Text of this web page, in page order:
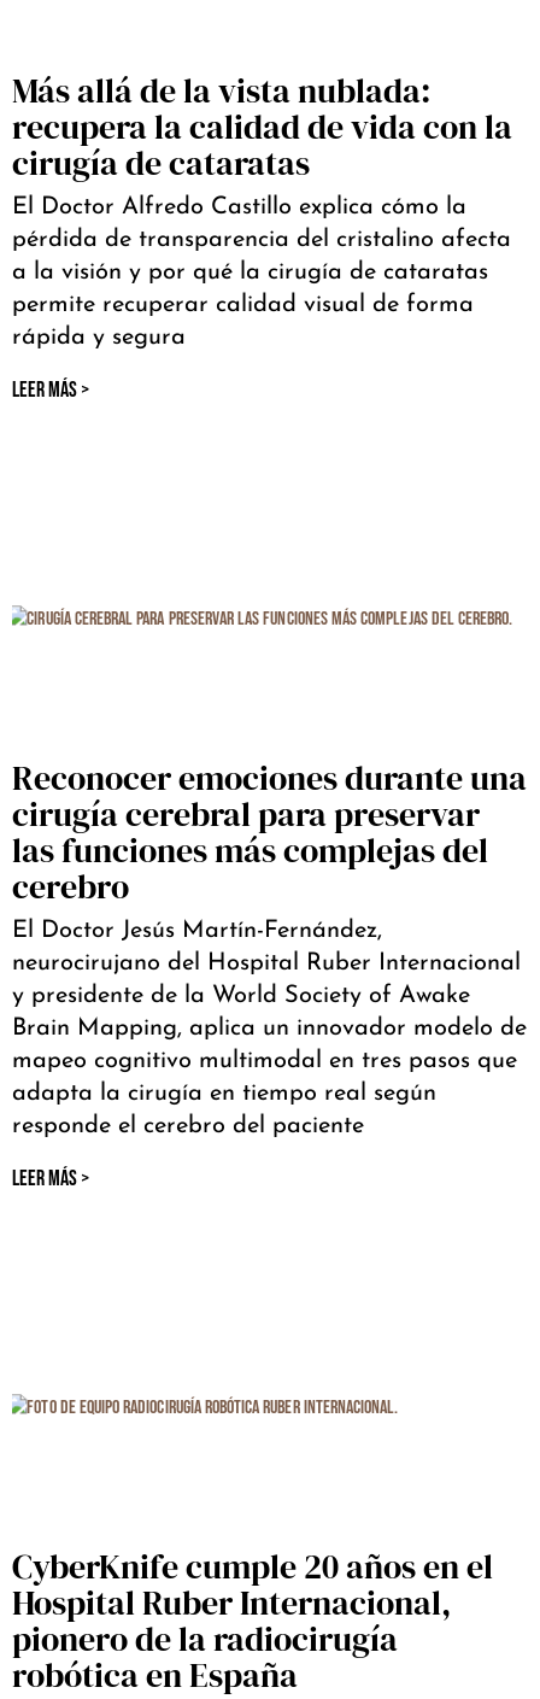
Más allá de la vista nublada:
recupera la calidad de vida con la
cirugía de cataratas
El Doctor Alfredo Castillo explica cómo la
pérdida de transparencia del cristalino afecta
a la visión y por qué la cirugía de cataratas
permite recuperar calidad visual de forma
rápida y segura
LEER MÁS >
Reconocer emociones durante una
cirugía cerebral para preservar
las funciones más complejas del
cerebro
El Doctor Jesús Martín-Fernández,
neurocirujano del Hospital Ruber Internacional
y presidente de la World Society of Awake
Brain Mapping, aplica un innovador modelo de
mapeo cognitivo multimodal en tres pasos que
adapta la cirugía en tiempo real según
responde el cerebro del paciente
LEER MÁS >
CyberKnife cumple 20 años en el
Hospital Ruber Internacional,
pionero de la radiocirugía
robótica en España